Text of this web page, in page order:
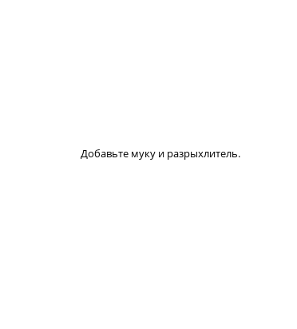
Добавьте муку и разрыхлитель.